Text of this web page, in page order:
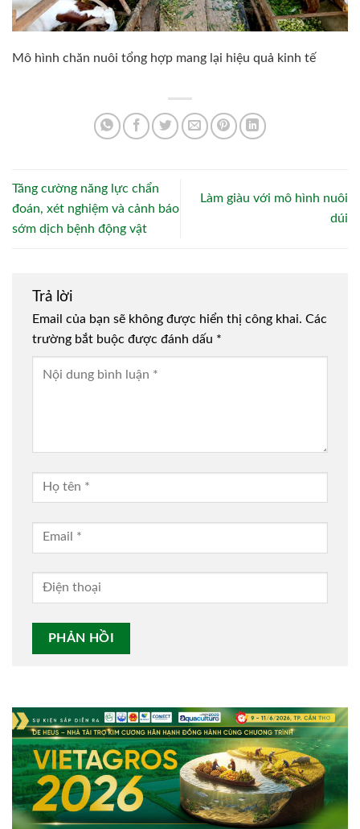
Mô hình chăn nuôi tổng hợp mang lại hiệu quả kinh tế
Tăng cường năng lực chẩn
đoán, xét nghiệm và cảnh báo
sớm dịch bệnh động vật
Làm giàu với mô hình nuôi
dúi
Trả lời
Email của bạn sẽ không được hiển thị công khai. Các
trường bắt buộc được đánh dấu *